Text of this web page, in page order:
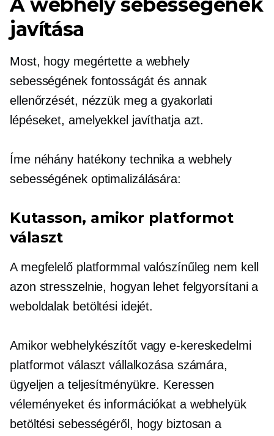
javítása
Most, hogy megértette a webhely
sebességének fontosságát és annak
ellenőrzését, nézzük meg a gyakorlati
lépéseket, amelyekkel javíthatja azt.
Íme néhány hatékony technika a webhely
sebességének optimalizálására:
Kutasson, amikor platformot
választ
A megfelelő platformmal valószínűleg nem kell
azon stresszelnie, hogyan lehet felgyorsítani a
weboldalak betöltési idejét.
Amikor webhelykészítőt vagy e-kereskedelmi
platformot választ vállalkozása számára,
ügyeljen a teljesítményükre. Keressen
véleményeket és információkat a webhelyük
betöltési sebességéről, hogy biztosan a